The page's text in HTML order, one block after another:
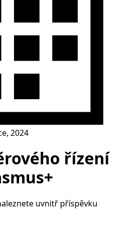
2024
řízení
uvnitř příspěvku